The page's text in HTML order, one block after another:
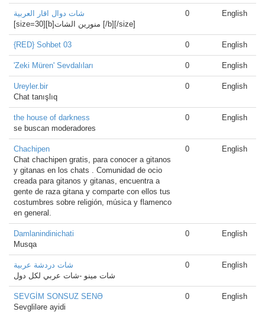
شات دوال اقار العربية
[size=30][b]منورين الشات [/b][/size]
0 English
{RED} Sohbet 03 0 English
'Zeki Müren' Sevdalıları 0 English
Ureyler.bir
Chat tanışlıq
0 English
the house of darkness
se buscan moderadores
0 English
Chachipen
Chat chachipen gratis, para conocer a gitanos
y gitanas en los chats . Comunidad de ocio
creada para gitanos y gitanas, encuentra a
gente de raza gitana y comparte con ellos tus
costumbres sobre religión, música y flamenco
en general.
0 English
Damlanindinichati
Musqa
0 English
شات دردشة عربية
شات مينو -شات عربي لكل دول
0 English
SEVGİM SONSUZ SENƏ
Sevgliləre ayidi
0 English